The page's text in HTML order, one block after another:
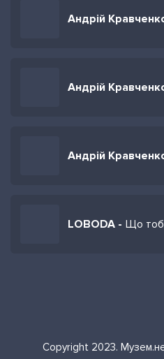
Андрій
Андрій
Андрій
LOBODA - Що тобі,
Copyright 2023.